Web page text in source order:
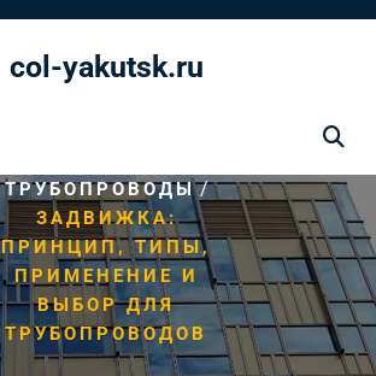
col-yakutsk.ru
ТРУБОПРОВОДЫ/
ЗАДВИЖКА:
ПРИНЦИП, ТИПЫ,
ПРИМЕНЕНИЕ И
ВЫБОР ДЛЯ
ТРУБОПРОВОДОВ